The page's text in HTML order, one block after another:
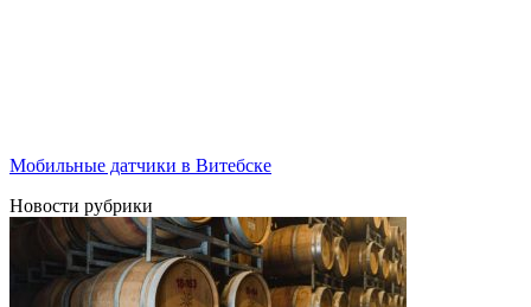
Мобильные датчики в Витебске
Новости рубрики